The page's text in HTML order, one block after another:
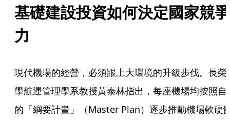
基礎建設投資如何決定國家競爭
力
現代機場的經營，必須跟上大環境的升級步伐。長榮
學航運管理學系教授黃泰林指出，每座機場均按照自
的「綱要計畫」（Master Plan）逐步推動機場軟硬